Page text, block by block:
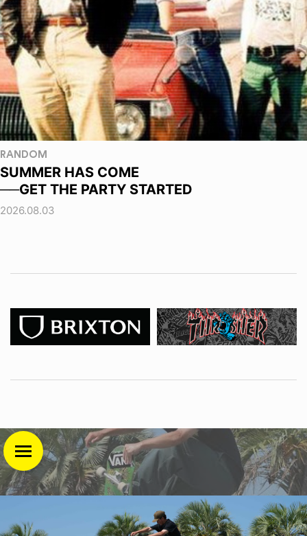
RANDOM
SUMMER HAS COME
──GET THE PARTY STARTED
2026.08.03